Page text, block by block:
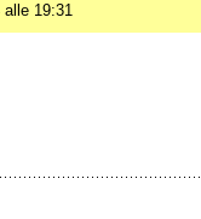
alle 19:31